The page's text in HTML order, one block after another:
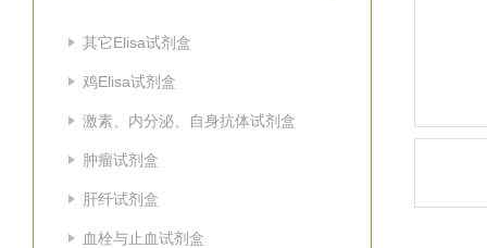
其它Elisa试剂盒
鸡Elisa试剂盒
激素、内分泌、自身抗体试剂盒
肿瘤试剂盒
肝纤试剂盒
血栓与止血试剂盒